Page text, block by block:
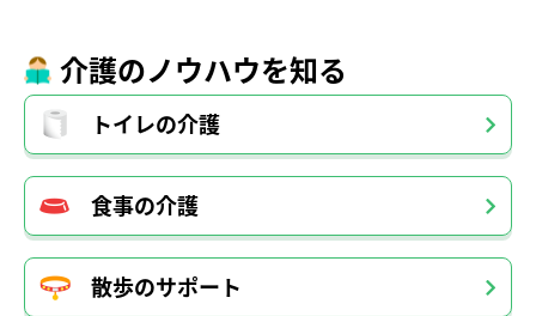
介護のノウハウを知る
トイレの介護
食事の介護
散歩のサポート